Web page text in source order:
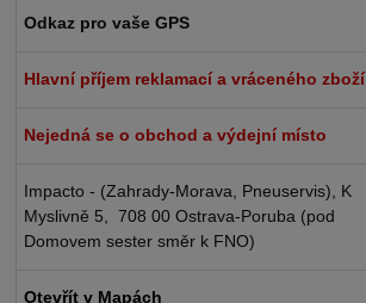
Odkaz pro vaše GPS
Hlavní příjem reklamací a vráceného zboží
Nejedná se o obchod a výdejní místo
Impacto - (Zahrady-Morava, Pneuservis), K
Myslivně 5, 708 00 Ostrava-Poruba (pod
Domovem sester směr k FNO)
Otevřít v Mapách